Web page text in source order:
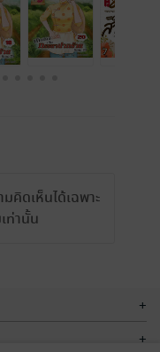
คิดเห็นได้เฉพาะ
ท่านั้น
+
+